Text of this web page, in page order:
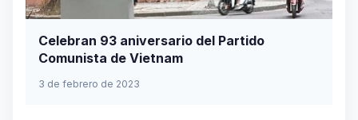
Celebran 93 aniversario del Partido
Comunista de Vietnam
3 de febrero de 2023